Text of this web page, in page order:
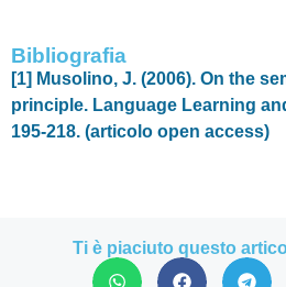
Bibliografia
[1] Musolino, J. (2006). On the
principle. Language Learning
195-218. (articolo open access)
Ti è piaciuto questo